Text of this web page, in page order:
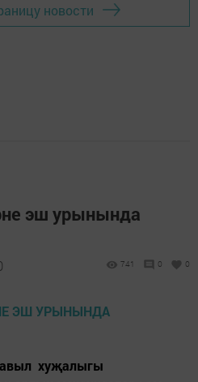
новости
эш урынында
741 0 0
хуҗалыгы